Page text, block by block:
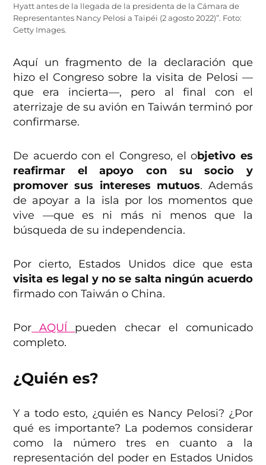
Hyatt antes de la llegada de la presidenta de la Cámara de
Representantes Nancy Pelosi a Taipéi (2 agosto 2022)”. Foto:
Getty Images.
Aquí un fragmento de la declaración que
hizo el Congreso sobre la visita de Pelosi —
que era incierta—, pero al final con el
aterrizaje de su avión en Taiwán terminó por
confirmarse.
De acuerdo con el Congreso, el objetivo es
reafirmar el apoyo con su socio y
promover sus intereses mutuos. Además
de apoyar a la isla por los momentos que
vive —que es ni más ni menos que la
búsqueda de su independencia.
Por cierto, Estados Unidos dice que esta
visita es legal y no se salta ningún acuerdo
firmado con Taiwán o China.
Por AQUÍ pueden checar el comunicado
completo.
¿Quién es?
Y a todo esto, ¿quién es Nancy Pelosi? ¿Por
qué es importante? La podemos considerar
como la número tres en cuanto a la
representación del poder en Estados Unidos